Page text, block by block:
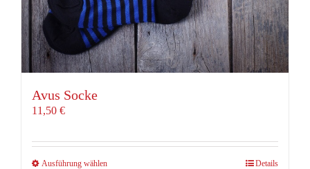
Avus Socke
11,50 €
Ausführung wählenDieses
Details